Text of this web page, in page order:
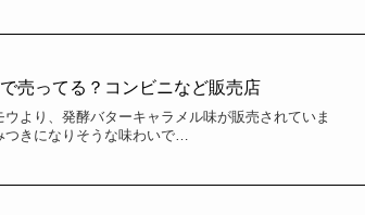
売ってる？コンビニなど販売店
より、発酵バターキャラメル味が販売されていま
きになりそうな味わいで…